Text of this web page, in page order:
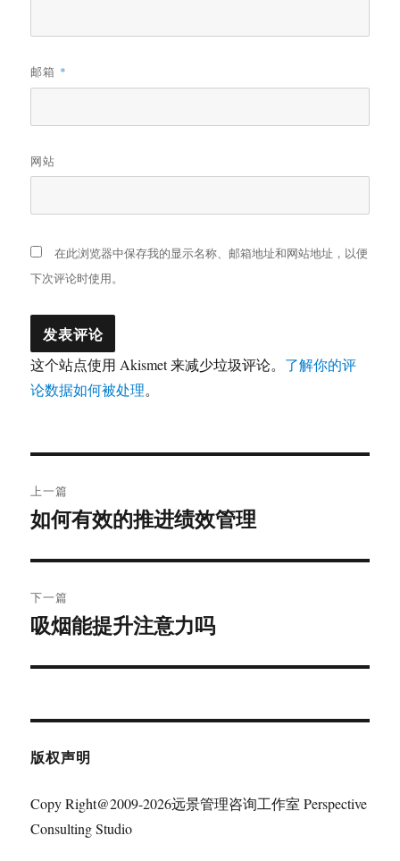
邮箱 *
网站
在此浏览器中保存我的显示名称、邮箱地址和网站地址，以便
下次评论时使用。
这个站点使用 Akismet 来减少垃圾评论。 了解你的评
论数据如何被处理。
章
航
上一篇
上
文
章：
如何有效的推进绩效管理
下一篇
下
文
吸烟能提升注意力吗
版权声明
Copy Right@2009-2026远景管理咨询工作室 Perspective
Consulting Studio